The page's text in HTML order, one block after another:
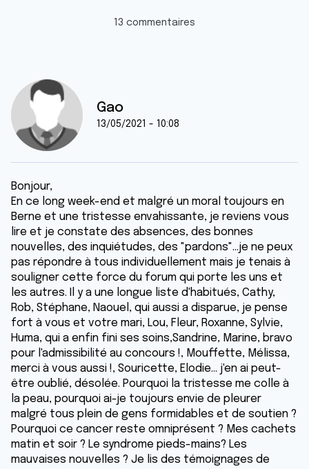
13 commentaires
Gao
13/05/2021 - 10:08
Bonjour,
En ce long week-end et malgré un moral toujours en
Berne et une tristesse envahissante, je reviens vous
lire et je constate des absences, des bonnes
nouvelles, des inquiétudes, des "pardons"...je ne peux
pas répondre à tous individuellement mais je tenais à
souligner cette force du forum qui porte les uns et
les autres. Il y a une longue liste d'habitués, Cathy,
Rob, Stéphane, Naouel, qui aussi a disparue, je pense
fort à vous et votre mari, Lou, Fleur, Roxanne, Sylvie,
Huma, qui a enfin fini ses soins,Sandrine, Marine, bravo
pour l'admissibilité au concours !, Mouffette, Mélissa,
merci à vous aussi !, Souricette, Elodie... j'en ai peut-
être oublié, désolée. Pourquoi la tristesse me colle à
la peau, pourquoi ai-je toujours envie de pleurer
malgré tous plein de gens formidables et de soutien ?
Pourquoi ce cancer reste omniprésent ? Mes cachets
matin et soir ? Le syndrome pieds-mains? Les
mauvaises nouvelles ? Je lis des témoignages de